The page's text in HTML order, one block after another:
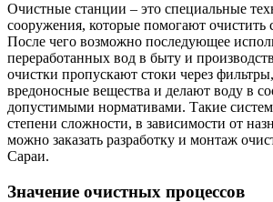
Очистные станции – это специальные
сооружения, которые помогают очистить
После чего возможно последующее
переработанных вод в быту и
очистки пропускают стоки через
вредоносные вещества и делают воду в
допустимыми нормативами. Такие
степени сложности, в зависимости от
можно заказать разработку и монтаж
Сараи.
Значение очистных процессов